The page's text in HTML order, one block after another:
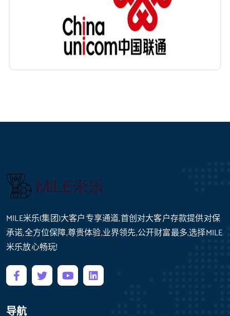
MILE米乐(集团)大客户专享通道,首创对大客户存款提供对保
承诺,全方位保障,尊贵体验,业界领先,公开财富最多,选择MILE
米乐放心畅玩!
导航